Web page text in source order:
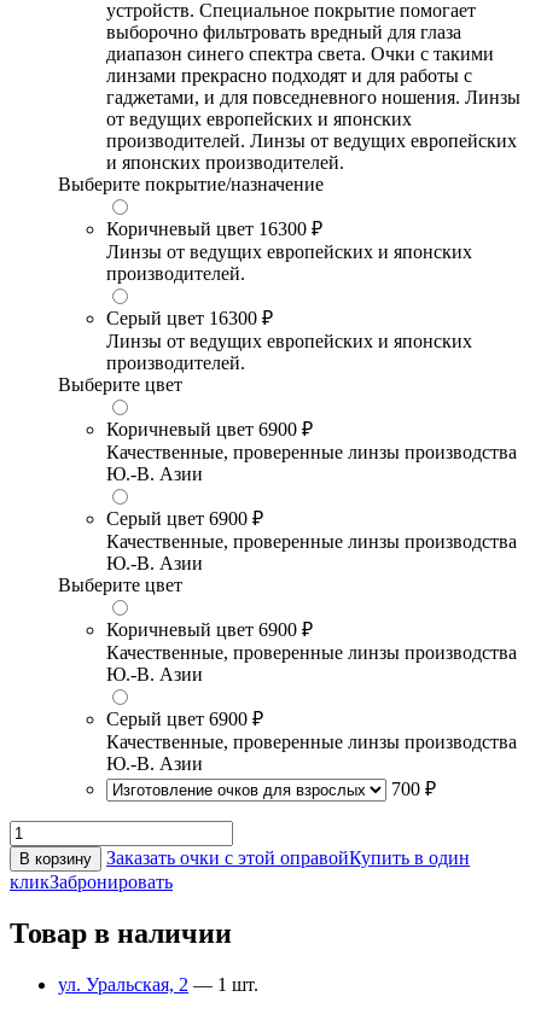
устройств. Специальное покрытие помогает
выборочно фильтровать вредный для глаза
диапазон синего спектра света. Очки с такими
линзами прекрасно подходят и для работы с
гаджетами, и для повседневного ношения. Линзы
от ведущих европейских и японских
производителей. Линзы от ведущих европейских
и японских производителей.
Выберите покрытие/назначение
Коричневый цвет 16300 ₽
Линзы от ведущих европейских и японских
производителей.
Серый цвет 16300 ₽
Линзы от ведущих европейских и японских
производителей.
Выберите цвет
Коричневый цвет 6900 ₽
Качественные, проверенные линзы производства
Ю.-В. Азии
Серый цвет 6900 ₽
Качественные, проверенные линзы производства
Ю.-В. Азии
Выберите цвет
Коричневый цвет 6900 ₽
Качественные, проверенные линзы производства
Ю.-В. Азии
Серый цвет 6900 ₽
Качественные, проверенные линзы производства
Ю.-В. Азии
700 ₽
В корзину Заказать очки с этой оправойКупить в один
кликЗабронировать
Товар в наличии
ул. Уральская, 2 — 1 шт.